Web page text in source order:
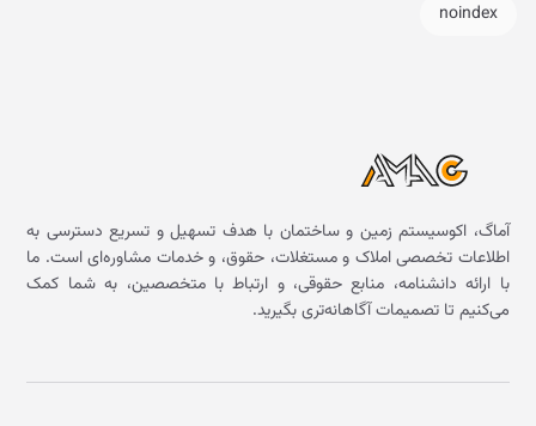
noindex
آماگ، اکوسیستم زمین و ساختمان با هدف تسهیل و تسریع دسترسی به
اطلاعات تخصصی املاک و مستغلات، حقوق، و خدمات مشاوره‌ای است. ما
با ارائه دانشنامه، منابع حقوقی، و ارتباط با متخصصین، به شما کمک
می‌کنیم تا تصمیمات آگاهانه‌تری بگیرید.